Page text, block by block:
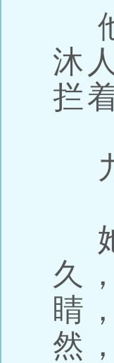
他
沐
拦
她
久
睛
然